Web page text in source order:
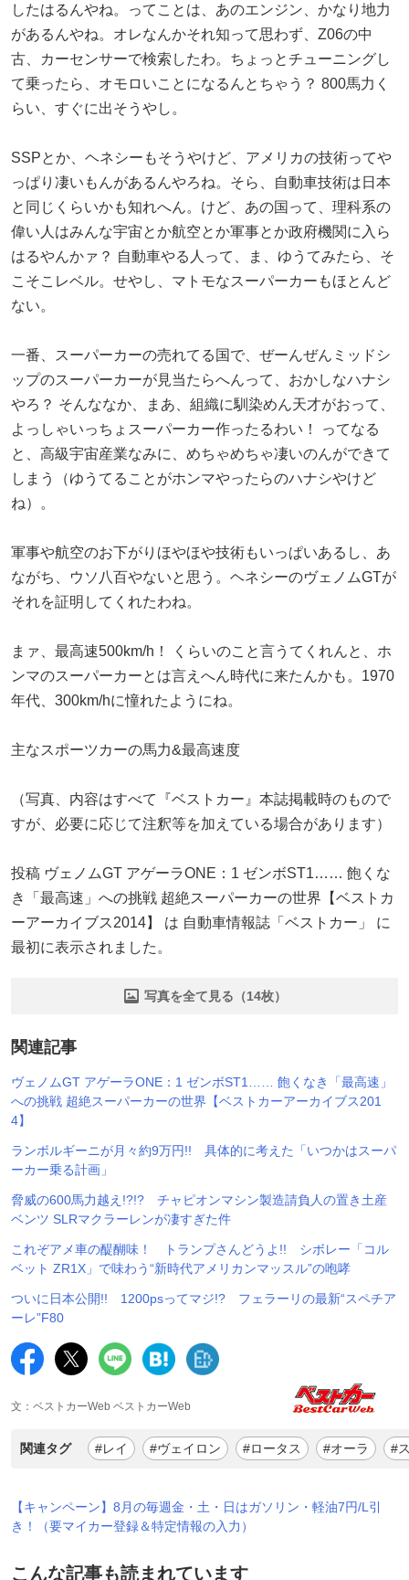
したはるんやね。ってことは、あのエンジン、かなり地力
があるんやね。オレなんかそれ知って思わず、Z06の中
古、カーセンサーで検索したわ。ちょっとチューニングし
て乗ったら、オモロいことになるんとちゃう？ 800馬力く
らい、すぐに出そうやし。
SSPとか、ヘネシーもそうやけど、アメリカの技術ってや
っぱり凄いもんがあるんやろね。そら、自動車技術は日本
と同じくらいかも知れへん。けど、あの国って、理科系の
偉い人はみんな宇宙とか航空とか軍事とか政府機関に入ら
はるやんかァ？ 自動車やる人って、ま、ゆうてみたら、そ
こそこレベル。せやし、マトモなスーパーカーもほとんど
ない。
一番、スーパーカーの売れてる国で、ぜーんぜんミッドシ
ップのスーパーカーが見当たらへんって、おかしなハナシ
やろ？ そんななか、まあ、組織に馴染めん天才がおって、
よっしゃいっちょスーパーカー作ったるわい！ ってなる
と、高級宇宙産業なみに、めちゃめちゃ凄いのんができて
しまう（ゆうてることがホンマやったらのハナシやけど
ね）。
軍事や航空のお下がりほやほや技術もいっぱいあるし、あ
ながち、ウソ八百やないと思う。ヘネシーのヴェノムGTが
それを証明してくれたわね。
まァ、最高速500km/h！ くらいのこと言うてくれんと、ホ
ンマのスーパーカーとは言えへん時代に来たんかも。1970
年代、300km/hに憧れたようにね。
主なスポーツカーの馬力&最高速度
（写真、内容はすべて『ベストカー』本誌掲載時のもので
すが、必要に応じて注釈等を加えている場合があります）
投稿 ヴェノムGT アゲーラONE：1 ゼンボST1…… 飽くな
き「最高速」への挑戦 超絶スーパーカーの世界【ベストカ
ーアーカイブス2014】 は 自動車情報誌「ベストカー」 に
最初に表示されました。
写真を全て見る（14枚）
関連記事
ヴェノムGT アゲーラONE：1 ゼンボST1…… 飽くなき「最高速」
への挑戦 超絶スーパーカーの世界【ベストカーアーカイブス201
4】
ランボルギーニが月々約9万円!! 具体的に考えた「いつかはスーパ
ーカー乗る計画」
脅威の600馬力越え!?!? チャピオンマシン製造請負人の置き土産
ベンツ SLRマクラーレンが凄すぎた件
これぞアメ車の醍醐味！ トランプさんどうよ!! シボレー「コル
ベット ZR1X」で味わう“新時代アメリカンマッスル”の咆哮
ついに日本公開!! 1200psってマジ!? フェラーリの最新“スペチア
ーレ”F80
文：ベストカーWeb ベストカーWeb
関連タグ #レイ #ヴェイロン #ロータス #オーラ #
【キャンペーン】8月の毎週金・土・日はガソリン・軽油7円/L引
き！（要マイカー登録＆特定情報の入力）
こんな記事も読まれています